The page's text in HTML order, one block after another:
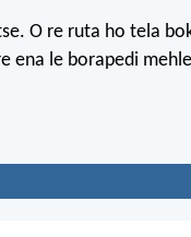
O re ruta ho tela
ena le borapedi